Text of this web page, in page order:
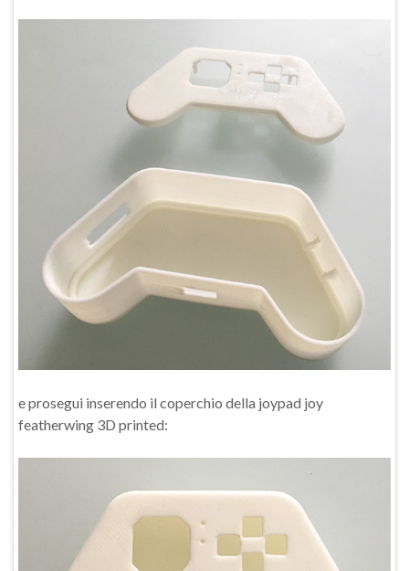
e prosegui inserendo il coperchio della joypad joy
featherwing 3D printed: